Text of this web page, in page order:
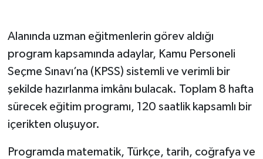
Alanında uzman eğitmenlerin görev aldığı
program kapsamında adaylar, Kamu Personeli
Seçme Sınavı’na (KPSS) sistemli ve verimli bir
şekilde hazırlanma imkânı bulacak. Toplam 8 hafta
sürecek eğitim programı, 120 saatlik kapsamlı bir
içerikten oluşuyor.
Programda matematik, Türkçe, tarih, coğrafya ve